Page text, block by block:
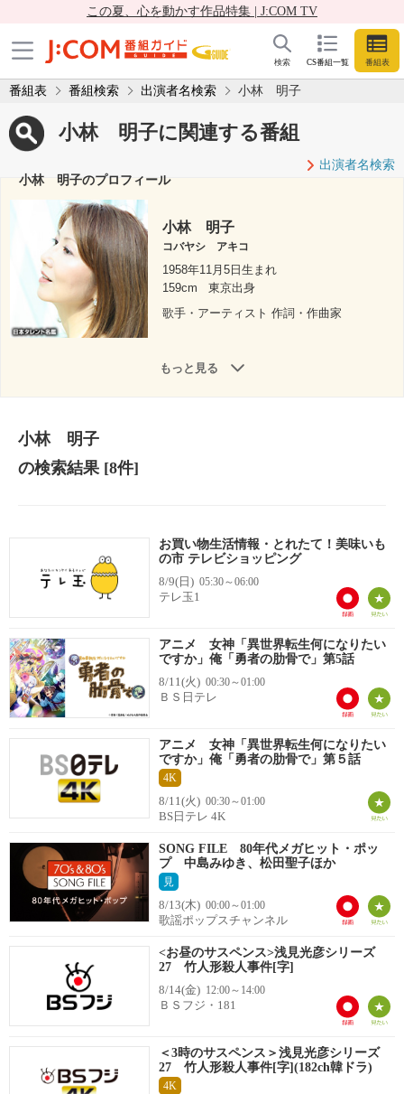
この夏、心を動かす作品特集 | J:COM TV
CS番組一覧 番組表
検索
番組表 番組検索 出演者名検索 小林 明子
小林 明子に関連する番組
出演者名検索
小林 明子のプロフィール
小林 明子
コバヤシ アキコ
1958年11月5日生まれ
159cm
東京出身
歌手・アーティスト 作詞・作曲家
もっと見る
小林 明子
の検索結果[8件]
お買い物生活情報・とれたて！美味いも
の市 テレビショッピング
8/9(日) 05:30～06:00
テレ玉1
アニメ 女神「異世界転生何になりたい
ですか」俺「勇者の肋骨で」第5話
8/11(火) 00:30～01:00
ＢＳ日テレ
アニメ 女神「異世界転生何になりたい
ですか」俺「勇者の肋骨で」第５話
4K
8/11(火) 00:30～01:00
BS日テレ 4K
SONG FILE 80年代メガヒット・ポッ
プ 中島みゆき、松田聖子ほか
見
8/13(木) 00:00～01:00
歌謡ポップスチャンネル
<お昼のサスペンス>浅見光彦シリーズ
27 竹人形殺人事件[字]
8/14(金) 12:00～14:00
ＢＳフジ・181
＜3時のサスペンス＞浅見光彦シリーズ
27 竹人形殺人事件[字](182ch韓ドラ)
4K